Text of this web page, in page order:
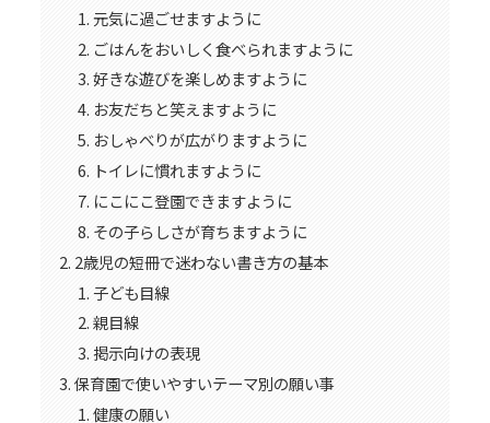
元気に過ごせますように
ごはんをおいしく食べられますように
好きな遊びを楽しめますように
お友だちと笑えますように
おしゃべりが広がりますように
トイレに慣れますように
にこにこ登園できますように
その子らしさが育ちますように
2歳児の短冊で迷わない書き方の基本
子ども目線
親目線
掲示向けの表現
保育園で使いやすいテーマ別の願い事
健康の願い